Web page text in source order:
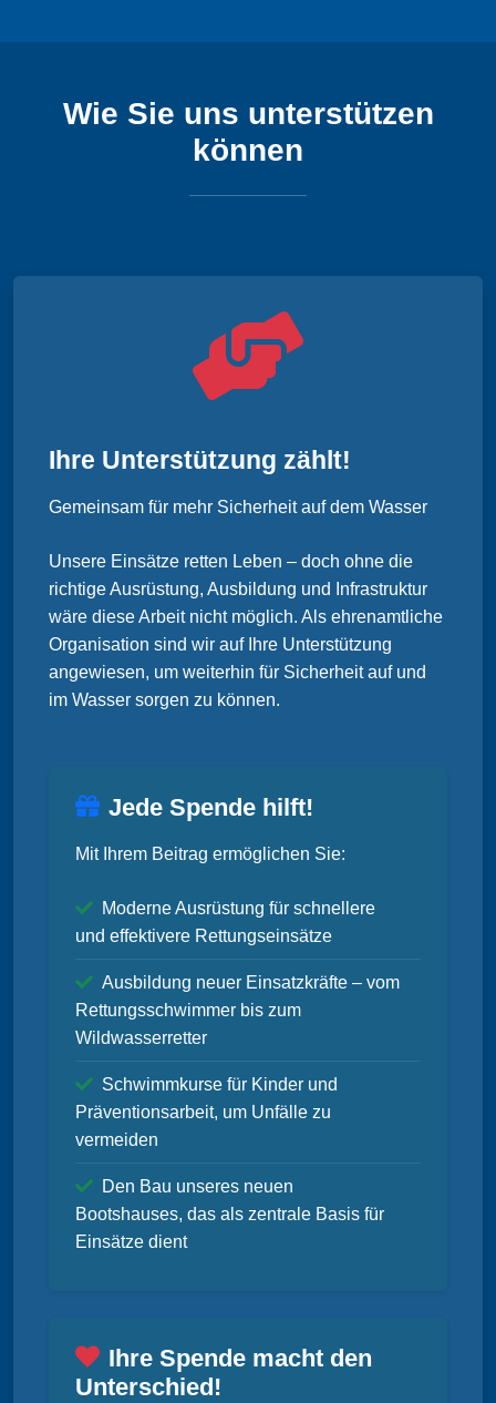
Wie Sie uns unterstützen
können
Ihre Unterstützung zählt!
Gemeinsam für mehr Sicherheit auf dem Wasser
Unsere Einsätze retten Leben – doch ohne die
richtige Ausrüstung, Ausbildung und Infrastruktur
wäre diese Arbeit nicht möglich. Als ehrenamtliche
Organisation sind wir auf Ihre Unterstützung
angewiesen, um weiterhin für Sicherheit auf und
im Wasser sorgen zu können.
Jede Spende hilft!
Mit Ihrem Beitrag ermöglichen Sie:
Moderne Ausrüstung für schnellere
und effektivere Rettungseinsätze
Ausbildung neuer Einsatzkräfte – vom
Rettungsschwimmer bis zum
Wildwasserretter
Schwimmkurse für Kinder und
Präventionsarbeit, um Unfälle zu
vermeiden
Den Bau unseres neuen
Bootshauses, das als zentrale Basis für
Einsätze dient
Ihre Spende macht den
Unterschied!